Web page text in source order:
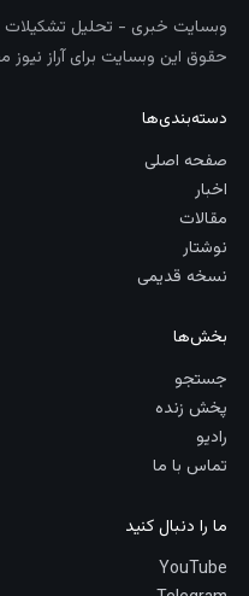
وبسایت خبری - تحلیل تشکیلات
حقوق این وبسایت برای آراز
دسته‌بندی‌ها
صفحه اصلی
اخبار
مقالات
نوشتار
نسخه قدیمی
بخش‌ها
جستجو
پخش زنده
رادیو
تماس با ما
ما را دنبال کنید
YouTube